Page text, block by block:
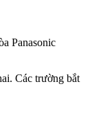
Panasonic
Các trường bắt